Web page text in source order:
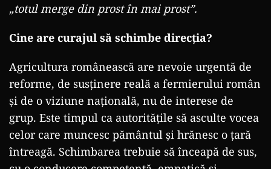
„totul merge din prost în mai prost”.
Cine are curajul să schimbe direcția?
Agricultura românească are nevoie urgentă de
reforme, de susținere reală a fermierului român
și de o viziune națională, nu de interese de
grup. Este timpul ca autoritățile să asculte vocea
celor care muncesc pământul și hrănesc o țară
întreagă. Schimbarea trebuie să înceapă de sus,